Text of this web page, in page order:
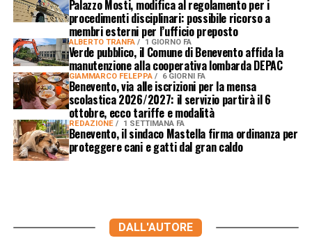
Palazzo Mosti, modifica al regolamento per i
procedimenti disciplinari: possibile ricorso a
membri esterni per l’ufficio preposto
ALBERTO TRANFA 1 GIORNO FA
Verde pubblico, il Comune di Benevento affida la
manutenzione alla cooperativa lombarda DEPAC
GIAMMARCO FELEPPA 6 GIORNI FA
Benevento, via alle iscrizioni per la mensa
scolastica 2026/2027: il servizio partirà il 6
ottobre, ecco tariffe e modalità
REDAZIONE 1 SETTIMANA FA
Benevento, il sindaco Mastella firma ordinanza per
proteggere cani e gatti dal gran caldo
DALL'AUTORE